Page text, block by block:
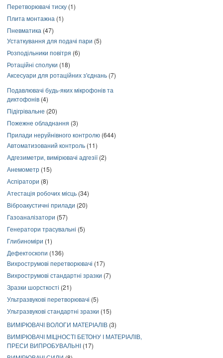
Перетворювачі тиску (1)
Плита монтажна (1)
Пневматика (47)
Устаткування для подачі пари (5)
Розподільники повітря (6)
Ротаційні сполуки (18)
Аксесуари для ротаційних з'єднань (7)
Подавлювачі будь-яких мікрофонів та
диктофонів (4)
Підігрівальне (20)
Пожежне обладнання (3)
Прилади неруйнівного контролю (644)
Автоматизований контроль (11)
Адгезиметри, вимірювачі адгезії(2)
Анемометр (15)
Аспіратори (8)
Атестація робочих місць (34)
Віброакустичні прилади (20)
Газоаналізатори (57)
Генератори трасувальні (5)
Глибиноміри (1)
Дефектоскопи (136)
Вихрострумові перетворювачі (17)
Вихрострумові стандартні зразки (7)
Зразки шорсткості (21)
Ультразвукові перетворювачі (5)
Ультразвукові стандартні зразки (15)
ВИМІРЮВАЧІ ВОЛОГИ МАТЕРІАЛІВ (3)
ВИМІРЮВАЧІ МІЦНОСТІ БЕТОНУ І МАТЕРІАЛІВ,
ПРЕСИ ВИПРОБУВАЛЬНІ (17)